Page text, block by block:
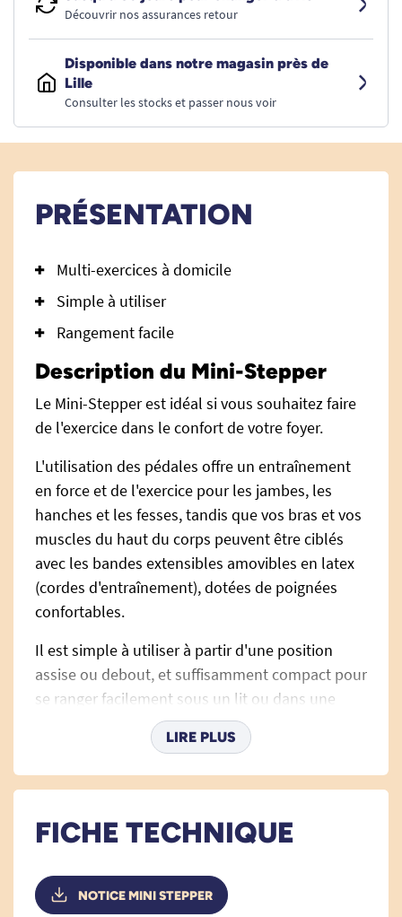
Découvrir nos assurances retour
Disponible dans notre magasin près de
Lille
Consulter les stocks et passer nous voir
PRÉSENTATION
Multi-exercices à domicile
Simple à utiliser
Rangement facile
Description du Mini-Stepper
Le Mini-Stepper est idéal si vous souhaitez faire
de l'exercice dans le confort de votre foyer.
L'utilisation des pédales offre un entraînement
en force et de l'exercice pour les jambes, les
hanches et les fesses, tandis que vos bras et vos
muscles du haut du corps peuvent être ciblés
avec les bandes extensibles amovibles en latex
(cordes d'entraînement), dotées de poignées
confortables.
Il est simple à utiliser à partir d'une position
assise ou debout, et suffisamment compact pour
se ranger facilement sous un lit ou dans une
armoire lorsqu'il n'est pas utilisé.
vous permettre de suivre votre temps d'exercice,
nombre total d'étapes dans chaque session
LIRE PLUS
FICHE TECHNIQUE
NOTICE MINI STEPPER